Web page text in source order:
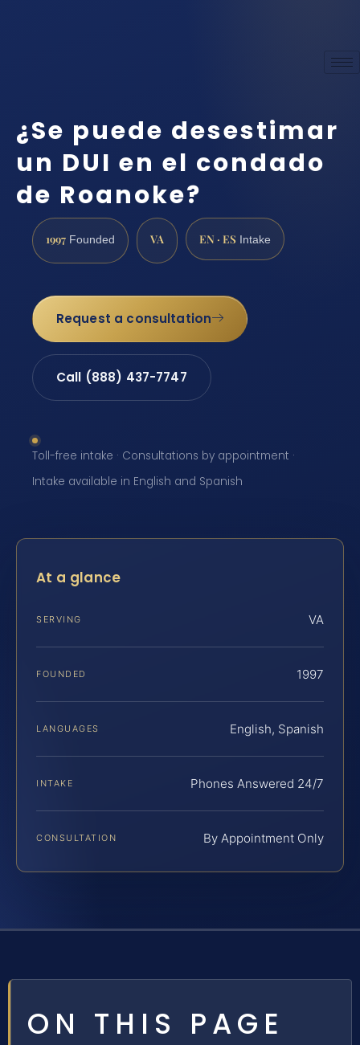
¿Se puede desestimar
un DUI en el condado
de Roanoke?
1997 Founded VA EN · ES Intake
Request a consultation
Call (888) 437-7747
Toll-free intake · Consultations by appointment ·
Intake available in English and Spanish
At a glance
SERVING VA
FOUNDED 1997
LANGUAGES English, Spanish
INTAKE Phones Answered 24/7
CONSULTATION By Appointment Only
ON THIS PAGE